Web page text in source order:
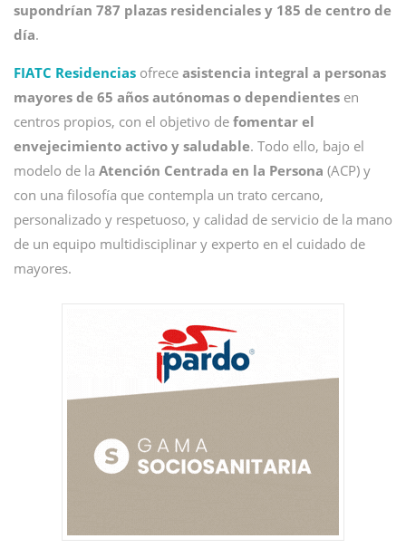
supondrían 787 plazas residenciales y 185 de centro de
día.
FIATC Residencias ofrece asistencia integral a personas
mayores de 65 años autónomas o dependientes en
centros propios, con el objetivo de fomentar el
envejecimiento activo y saludable. Todo ello, bajo el
modelo de la Atención Centrada en la Persona (ACP) y
con una filosofía que contempla un trato cercano,
personalizado y respetuoso, y calidad de servicio de la mano
de un equipo multidisciplinar y experto en el cuidado de
mayores.